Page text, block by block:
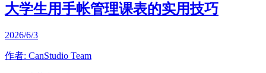
大学生用手帐管理课表的实用技巧
2026/6/3
作者: CanStudio Team